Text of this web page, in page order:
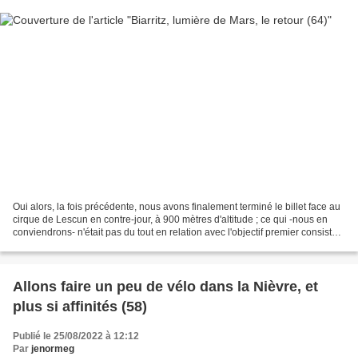
Oui alors, la fois précédente, nous avons finalement terminé le billet face au
cirque de Lescun en contre-jour, à 900 mètres d'altitude ; ce qui -nous en
conviendrons- n'était pas du tout en relation avec l'objectif premier consistant
Allons faire un peu de vélo dans la Nièvre, et
plus si affinités (58)
Publié le 25/08/2022 à 12:12
Par jenormeg